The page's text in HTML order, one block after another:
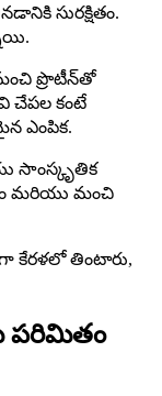
సురక్షితం.
ప్రొటీన్‌తో
చేపల కంటే
ఎంపిక.
సాంస్కృతిక
మరియు మంచి
కేరళలో తింటారు,
పరిమితం